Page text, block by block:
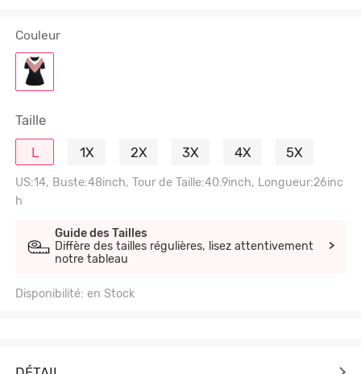
Couleur
Taille
L
1X 2X 3X 4X 5X
US:14, Buste:48inch, Tour de Taille:40.9inch, Longueur:26inc
h
Guide des Tailles
Diffère des tailles régulières, lisez attentivement
notre tableau
>
Disponibilité: en Stock